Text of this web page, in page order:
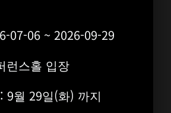
07-06 ~ 2026-09-29
런스홀 입장
9월 29일(화) 까지